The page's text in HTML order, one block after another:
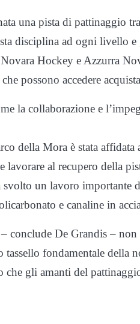
una pista di pattinaggio
disciplina ad ogni livello
Hockey e Azzurra
possono accedere
la collaborazione e
della Mora è stata
lavorare al recupero della
svolto un lavoro importante
e canaline in
conclude De Grandis –
tassello fondamentale della
gli amanti del